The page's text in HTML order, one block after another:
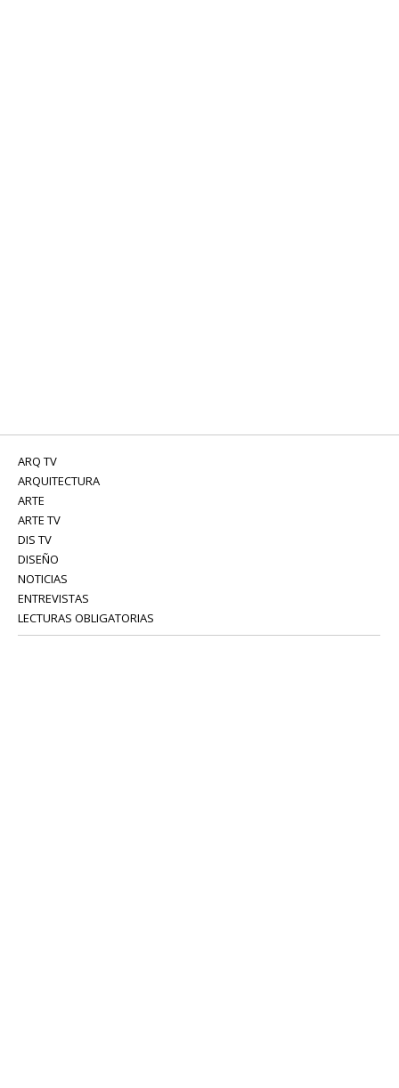
ARQ TV
ARQUITECTURA
ARTE
ARTE TV
DIS TV
DISEÑO
NOTICIAS
ENTREVISTAS
LECTURAS OBLIGATORIAS